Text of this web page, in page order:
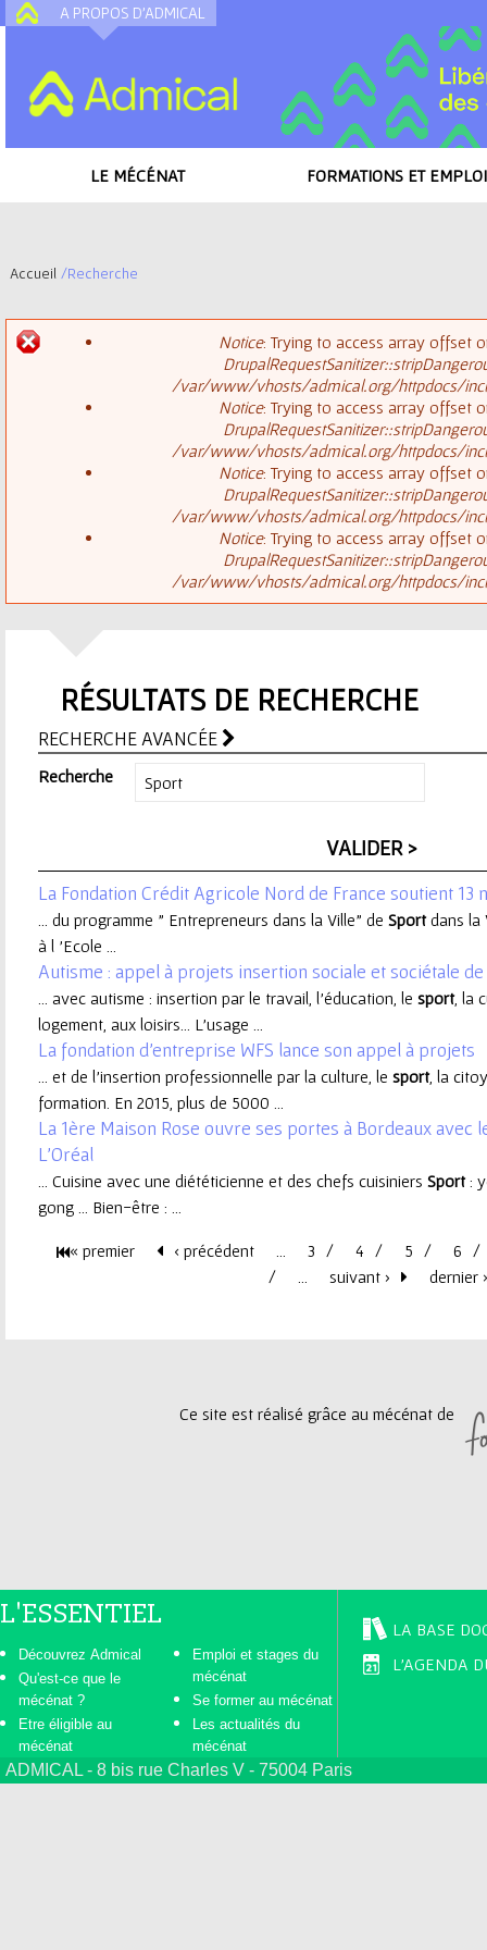
A PROPOS D'ADMICAL
LE MÉCÉNAT FORMATIONS ET
Accueil /Recherche
e
d
r
r
e
u
r
Notice: Trying to access array offset
/var/www/vhosts/admical.org/httpdocs/
Notice: Trying to access array offset
/var/www/vhosts/admical.org/httpdocs/
Notice: Trying to access array offset
/var/www/vhosts/admical.org/httpdocs/
Notice: Trying to access array offset
/var/www/vhosts/admical.org/httpdocs/
RÉSULTATS DE RECHERCHE
RECHERCHE AVANCÉE
Recherche
La Fondation Crédit Agricole Nord de France soutient
... du programme " Entrepreneurs dans la Ville" de Sportdans la
à l 'Ecole ...
Autisme : appel à projets insertion sociale et sociétale
... avec autisme : insertion par le travail, l’éducation, le sport, la
logement, aux loisirs… L’usage ...
La fondation d'entreprise WFS lance son appel à projets
... et de l'insertion professionnelle par la culture, le sport, la
formation. En 2015, plus de 5000 ...
La 1ère Maison Rose ouvre ses portes à Bordeaux avec
L'Oréal
... Cuisine avec une diététicienne et des chefs cuisiniers Sport:
gong … Bien-être : ...
« premier ‹ précédent 3 4 5
6
suivant › dernier
Ce site est réalisé grâce au mécénat de
L'ESSENTIEL
Découvrez Admical
Qu'est-ce que le
mécénat ?
Etre éligible au
mécénat
Emploi et stages du
mécénat
Se former au mécénat
Les actualités du
mécénat
LA BASE
L'AGENDA
ADMICAL - 8 bis rue Charles V - 75004 Paris